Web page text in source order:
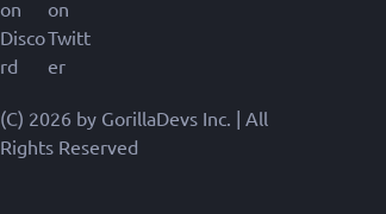
(C) 2026 by GorillaDevs Inc. | All
Rights Reserved